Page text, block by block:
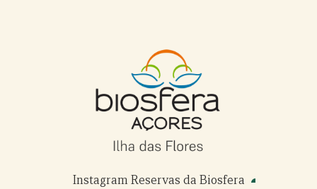
Instagram Reservas da Biosfera